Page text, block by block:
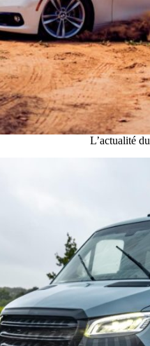
L’actualité du